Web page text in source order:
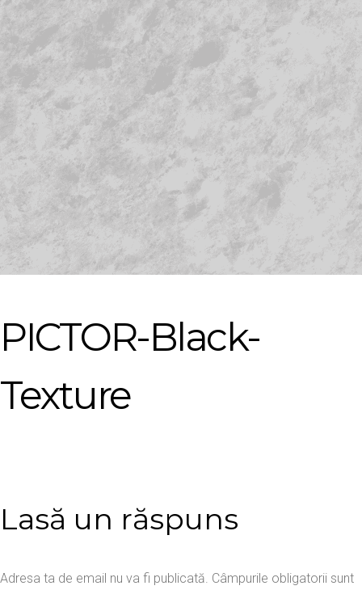
PICTOR-Black-
Texture
Lasă un răspuns
Adresa ta de email nu va fi publicată. Câmpurile obligatorii sunt